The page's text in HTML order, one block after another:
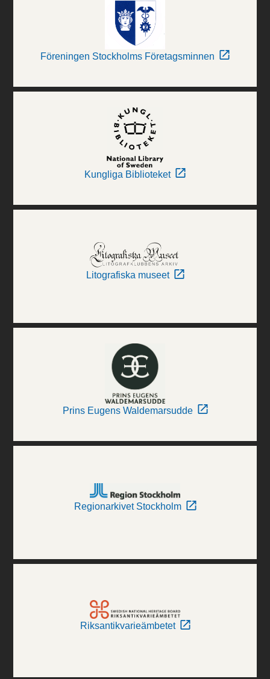
Föreningen Stockholms Företagsminnen
Kungliga Biblioteket
Litografiska museet
Prins Eugens Waldemarsudde
Regionarkivet Stockholm
Riksantikvarieämbetet